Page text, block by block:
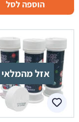
הוספה לסל
אזל מהמלאי